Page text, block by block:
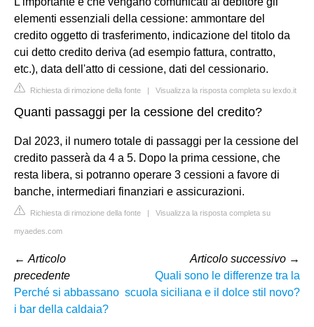
elementi essenziali della cessione: ammontare del
credito oggetto di trasferimento, indicazione del titolo da
cui detto credito deriva (ad esempio fattura, contratto,
etc.), data dell'atto di cessione, dati del cessionario.
Richiesta di rimozione della fonte | Visualizza la risposta completa su lexdo.it
Quanti passaggi per la cessione del credito?
Dal 2023, il numero totale di passaggi per la cessione del
credito passerà da 4 a 5. Dopo la prima cessione, che
resta libera, si potranno operare 3 cessioni a favore di
banche, intermediari finanziari e assicurazioni.
Richiesta di rimozione della fonte | Visualizza la risposta completa su
myaedes.com
← Articolo
precedente
Perché si abbassano
i bar della caldaia?
Articolo successivo →
Quali sono le differenze tra la
scuola siciliana e il dolce stil novo?